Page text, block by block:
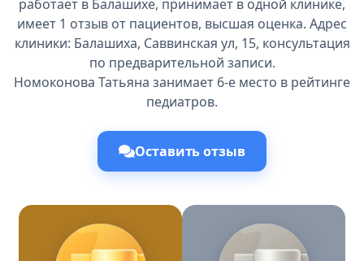
работает в Балашихе, принимает в одной клинике,
имеет 1 отзыв от пациентов, высшая оценка. Адрес
клиники: Балашиха, Саввинская ул, 15, консультация
по предварительной записи.
Номоконова Татьяна занимает 6-е место в рейтинге
педиатров.
Оставить отзыв